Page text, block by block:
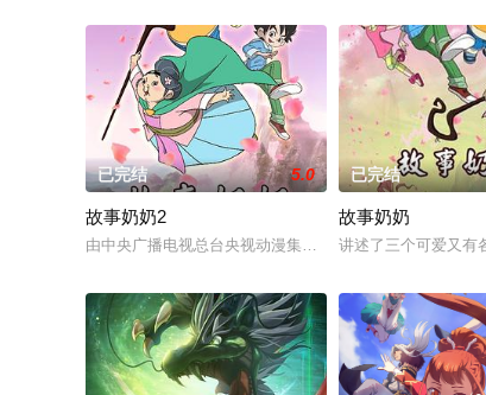
已完结 5.0
故事奶奶2
由中央广播电视总台央视动漫集团出品的动画片《故事奶
已完结
故事奶奶
讲述了三个可爱又有